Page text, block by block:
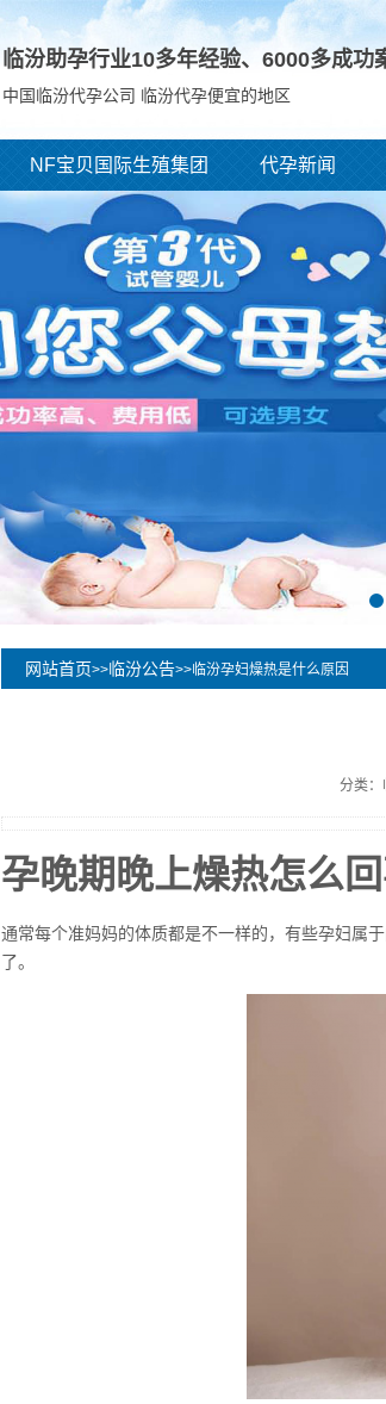
临汾助孕行业10多年经验、 6000多成功
中国临汾代孕公司 临汾代孕便宜的地区
NF宝贝国际生殖集团 代孕新闻
网站首页>>临汾公告>>临汾孕妇燥热是什么原因
分类：
孕晚期晚上燥热怎么
通常每个准妈妈的体质都是不一样的，有些孕妇属
了。